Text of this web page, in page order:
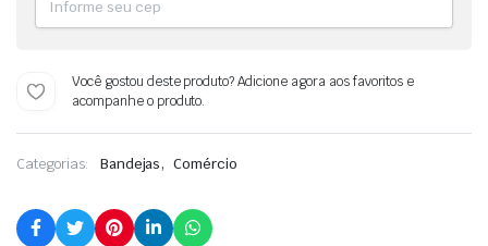
Você gostou deste produto? Adicione agora aos favoritos e
acompanhe o produto.
Categorias: Bandejas, Comércio